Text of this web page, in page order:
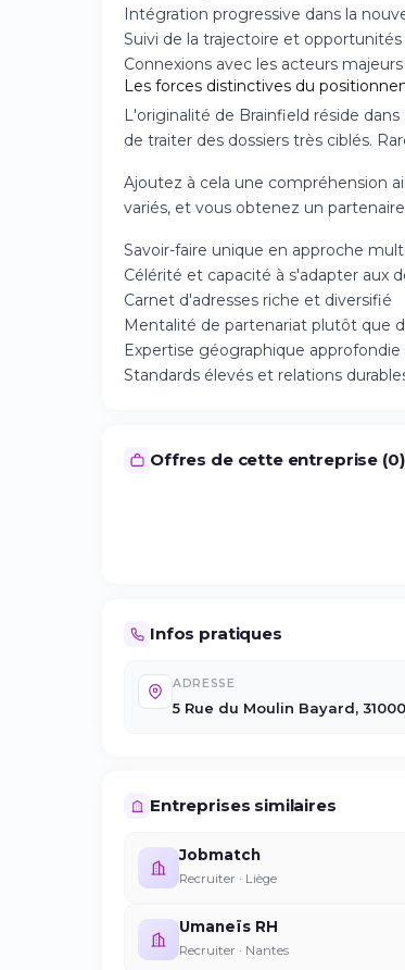
Intégration progressive dans la
Suivi de la trajectoire et
Connexions avec les acteurs
Les forces distinctives du
L'originalité de Brainfield réside
de traiter des dossiers très ciblés.
Ajoutez à cela une compréhension
variés, et vous obtenez un
Savoir-faire unique en approche
Célérité et capacité à s'adapter aux
Carnet d'adresses riche et diversifié
Mentalité de partenariat plutôt que
Expertise géographique
Standards élevés et relations
Offres de cette entreprise (0)
Infos pratiques
ADRESSE
5 Rue du Moulin Bayard,
Entreprises similaires
Jobmatch
Recruiter · Liège
Umaneïs RH
Recruiter · Nantes